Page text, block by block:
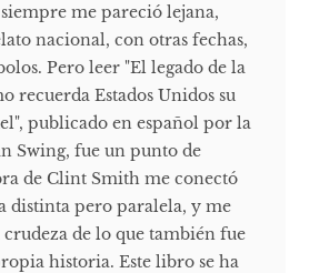
me pareció lejana,
nacional, con otras fechas,
Pero leer "El legado de la
recuerda Estados Unidos su
publicado en español por la
Swing, fue un punto de
de Clint Smith me conectó
distinta pero paralela, y me
de lo que también fue
historia. Este libro se ha